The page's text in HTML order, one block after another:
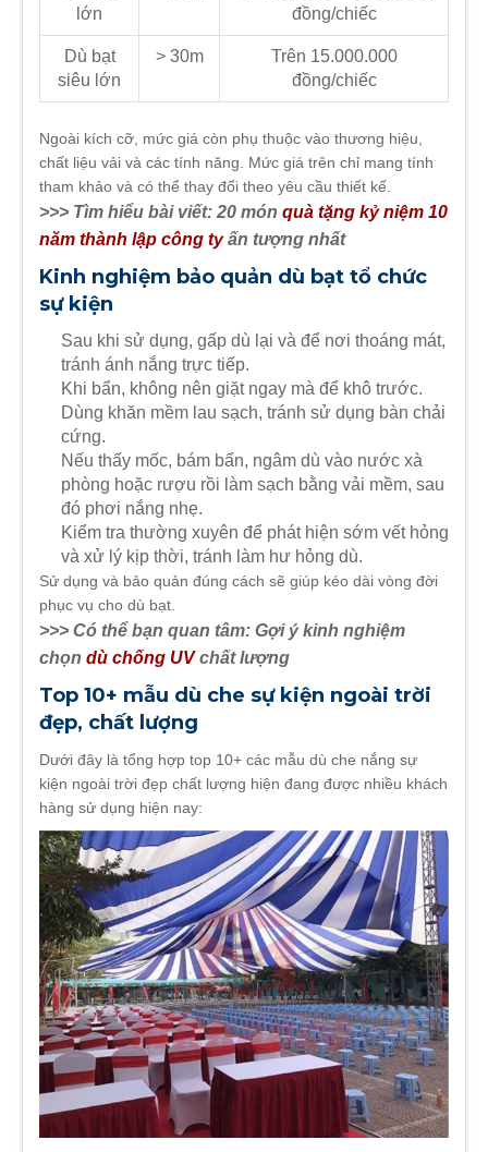
lớn
đồng/chiếc
Dù bạt
siêu lớn
> 30m
Trên 15.000.000
đồng/chiếc
Ngoài kích cỡ, mức giá còn phụ thuộc vào thương hiệu,
chất liệu vải và các tính năng. Mức giá trên chỉ mang tính
tham khảo và có thể thay đổi theo yêu cầu thiết kế.
>>> Tìm hiểu bài viết: 20 món quà tặng kỷ niệm 10
năm thành lập công tyấn tượng nhất
Kinh nghiệm bảo quản dù bạt tổ chức
sự kiện
Sau khi sử dụng, gấp dù lại và để nơi thoáng mát,
tránh ánh nắng trực tiếp.
Khi bẩn, không nên giặt ngay mà để khô trước.
Dùng khăn mềm lau sạch, tránh sử dụng bàn chải
cứng.
Nếu thấy mốc, bám bẩn, ngâm dù vào nước xà
phòng hoặc rượu rồi làm sạch bằng vải mềm, sau
đó phơi nắng nhẹ.
Kiểm tra thường xuyên để phát hiện sớm vết hỏng
và xử lý kịp thời, tránh làm hư hỏng dù.
Sử dụng và bảo quản đúng cách sẽ giúp kéo dài vòng đời
phục vụ cho dù bạt.
>>> Có thể bạn quan tâm: Gợi ý kinh nghiệm
chọn dù chống UVchất lượng
Top 10+ mẫu dù che sự kiện ngoài trời
đẹp, chất lượng
Dưới đây là tổng hợp top 10+ các mẫu dù che nắng sự
kiện ngoài trời đẹp chất lượng hiện đang được nhiều khách
hàng sử dụng hiện nay: